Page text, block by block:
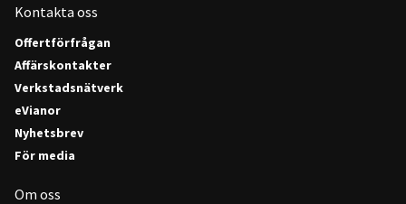
Kontakta oss
Offertförfrågan
Affärskontakter
Verkstadsnätverk
eVianor
Nyhetsbrev
För media
Om oss